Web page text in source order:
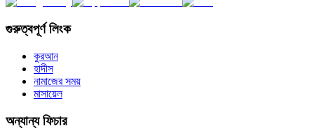
গুরুত্বপূর্ণ লিংক
কুরআন
হাদীস
নামাজের সময়
মাসায়েল
অন্যান্য ফিচার